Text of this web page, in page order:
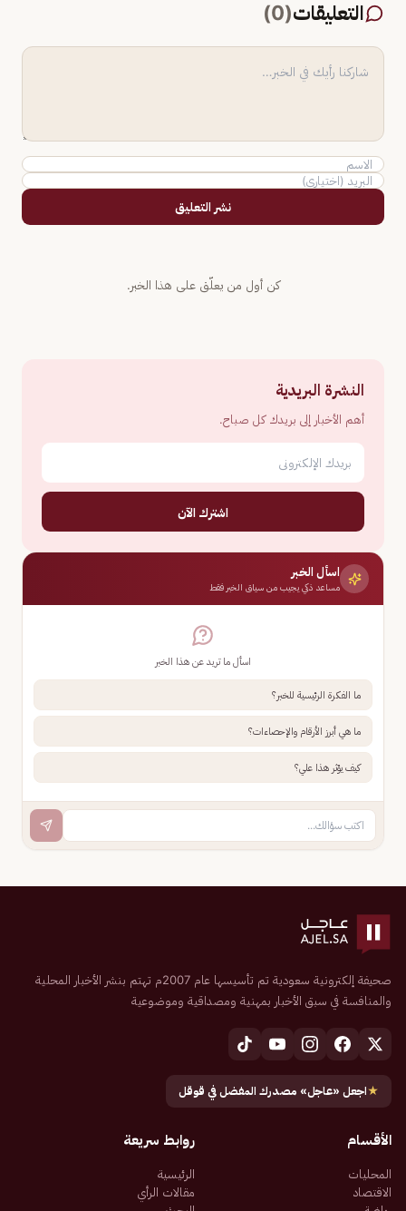
التعليقات(
0
)
نشر التعليق
كن أول من يعلّق على هذا الخبر.
النشرة البريدية
أهم الأخبار إلى بريدك كل صباح.
اشترك الآن
اسأل الخبر
مساعد ذكي يجيب من سياق الخبر فقط
اسأل ما تريد عن هذا الخبر
ما الفكرة الرئيسية للخبر؟
ما هي أبرز الأرقام والإحصاءات؟
كيف يؤثر هذا علي؟
صحيفة إلكترونية سعودية تم تأسيسها عام 2007م تهتم بنشر الأخبار المحلية
والمنافسة في سبق الأخبار بمهنية ومصداقية وموضوعية
★اجعل «عاجل» مصدرك المفضل في قوقل
الأقسام
المحليات
الاقتصاد
روابط سريعة
الرئيسية
مقالات الرأي